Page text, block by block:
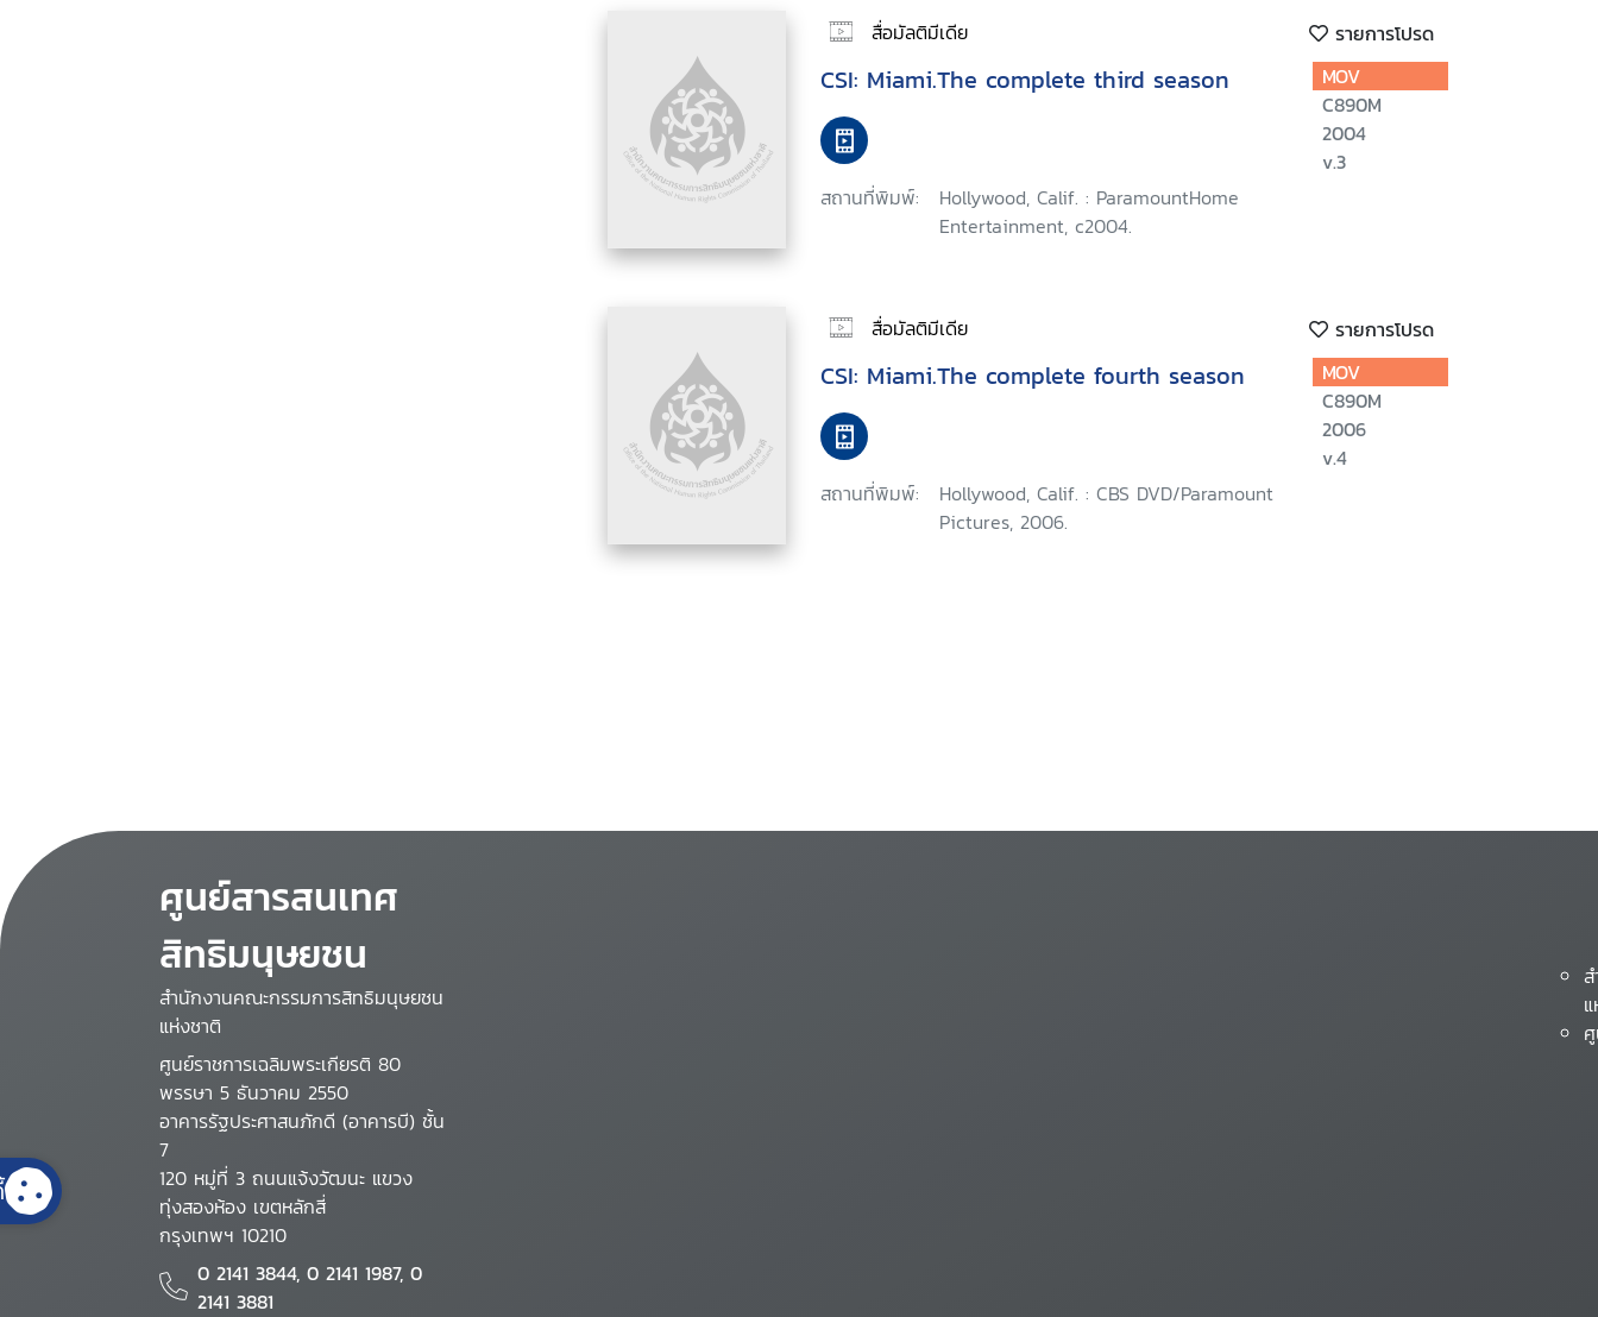
สื่อมัลติมีเดีย รายการโปรด
CSI: Miami.The complete third season
สถานที่พิมพ์:
Hollywood, Calif. : ParamountHome
Entertainment, c2004.
MOV
C890M
2004
v.3
สื่อมัลติมีเดีย รายการโปรด
CSI: Miami.The complete fourth season
สถานที่พิมพ์:
Hollywood, Calif. : CBS DVD/Paramount
Pictures, 2006.
MOV
C890M
2006
v.4
ศูนย์สารสนเทศ
สิทธิมนุษยชน
สำนักงานคณะกรรมการสิทธิมนุษยชน
แห่งชาติ
ศูนย์ราชการเฉลิมพระเกียรติ 80
พรรษา 5 ธันวาคม 2550
อาคารรัฐประศาสนภักดี (อาคารบี) ชั้น
7
120 หมู่ที่ 3 ถนนแจ้งวัฒนะ แขวง
ทุ่งสองห้อง เขตหลักสี่
กรุงเทพฯ 10210
0 2141 3844, 0 2141 1987, 0
2141 3881